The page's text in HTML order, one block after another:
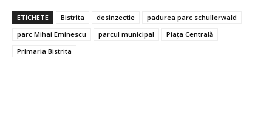
ETICHETE Bistrita desinzectie
padurea parc schullerwald
parc Mihai Eminescu
parcul municipal
Piața Centrală
Primaria Bistrita